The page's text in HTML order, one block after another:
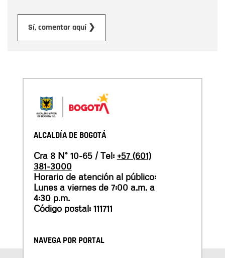
Sí, comentar aquí ❯
ALCALDÍA DE BOGOTÁ
Cra 8 N° 10-65 / Tel: +57 (601)
381-3000
Horario de atención al público:
Lunes a viernes de 7:00 a.m. a
4:30 p.m.
Código postal: 111711
NAVEGA POR PORTAL